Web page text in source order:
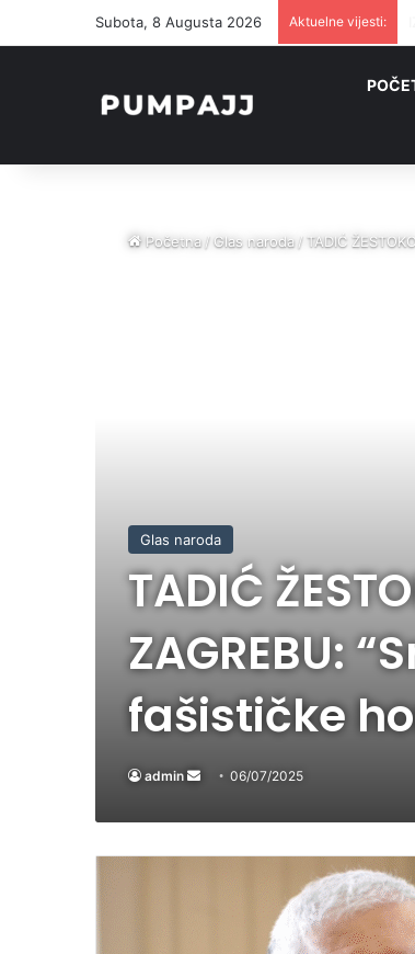
Subota, 8 Augusta 2026 Aktuelne vijesti:
Početna/Glas naroda/ TADIĆ
Glas naroda
TADIĆ
ZAGREBU:
fašističke
admin
Send06/07/2025